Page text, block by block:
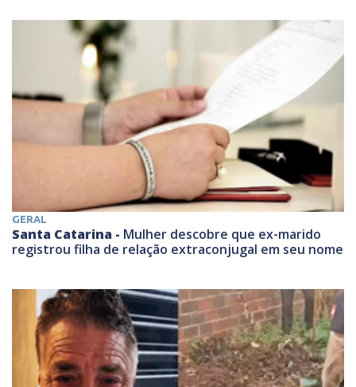
GERAL
Santa Catarina - Mulher descobre que ex-marido
registrou filha de relação extraconjugal em seu nome